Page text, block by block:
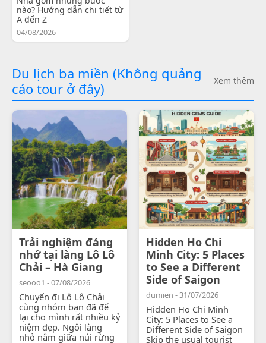
nào? Hướng dẫn chi tiết từ
A đến Z
04/08/2026
Du lịch ba miền (Không quảng
cáo tour ở đây)
Xem thêm
Trải nghiệm đáng
nhớ tại làng Lô Lô
Chải – Hà Giang
seooo1 - 07/08/2026
Chuyến đi Lô Lô Chải
cùng nhóm bạn đã để
lại cho mình rất nhiều kỷ
niệm đẹp. Ngôi làng
nhỏ nằm giữa núi rừng
Hidden Ho Chi
Minh City: 5 Places
to See a Different
Side of Saigon
dumien - 31/07/2026
Hidden Ho Chi Minh
City: 5 Places to See a
Different Side of Saigon
Skip the usual tourist